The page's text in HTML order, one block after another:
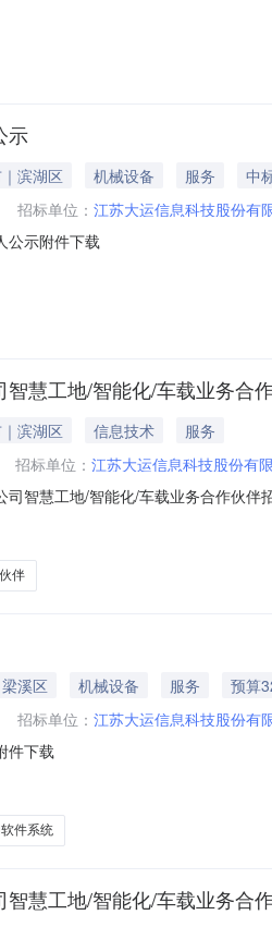
示
滨湖区 机械设备 服务
中
招标单位： 江苏大运信息科技股份有
公示附件下载
慧工地/智能化/车载业务合
滨湖区 信息技术
服务
招标单位： 江苏大运信息科技股份有
司智慧工地/智能化/车载业务合作伙伴
伴
溪区 机械设备 服务
预算
招标单位： 江苏大运信息科技股份有
件下载
件系统
慧工地/智能化/车载业务合